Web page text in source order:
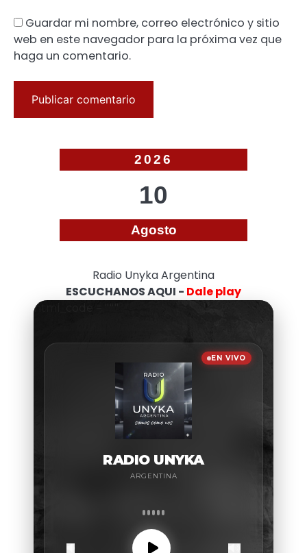
Guardar mi nombre, correo electrónico y sitio
web en este navegador para la próxima vez que
haga un comentario.
2026
10
Agosto
Radio Unyka Argentina
ESCUCHANOS AQUI - Dale play